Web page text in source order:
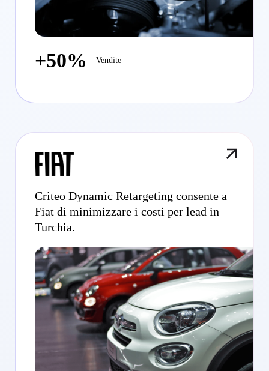
+50% Vendite
Criteo Dynamic Retargeting consente a
Fiat di minimizzare i costi per lead in
Turchia.